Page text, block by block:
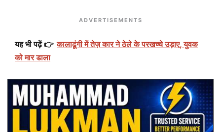
ADVERTISEMENTS
यह भी पढ़ें 👉 कालाढूंगी में तेज़ कार ने ठेले के परखच्चे उड़ाए, युवक
को मार डाला